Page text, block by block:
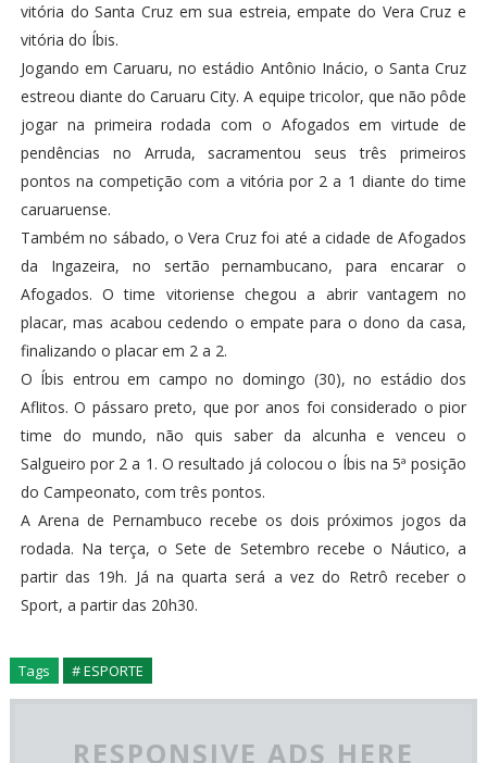
vitória do Santa Cruz em sua estreia, empate do Vera Cruz e
vitória do Íbis.
Jogando em Caruaru, no estádio Antônio Inácio, o Santa Cruz
estreou diante do Caruaru City. A equipe tricolor, que não pôde
jogar na primeira rodada com o Afogados em virtude de
pendências no Arruda, sacramentou seus três primeiros
pontos na competição com a vitória por 2 a 1 diante do time
caruaruense.
Também no sábado, o Vera Cruz foi até a cidade de Afogados
da Ingazeira, no sertão pernambucano, para encarar o
Afogados. O time vitoriense chegou a abrir vantagem no
placar, mas acabou cedendo o empate para o dono da casa,
finalizando o placar em 2 a 2.
O Íbis entrou em campo no domingo (30), no estádio dos
Aflitos. O pássaro preto, que por anos foi considerado o pior
time do mundo, não quis saber da alcunha e venceu o
Salgueiro por 2 a 1. O resultado já colocou o Íbis na 5ª posição
do Campeonato, com três pontos.
A Arena de Pernambuco recebe os dois próximos jogos da
rodada. Na terça, o Sete de Setembro recebe o Náutico, a
partir das 19h. Já na quarta será a vez do Retrô receber o
Sport, a partir das 20h30.
Tags # ESPORTE
RESPONSIVE ADS HERE